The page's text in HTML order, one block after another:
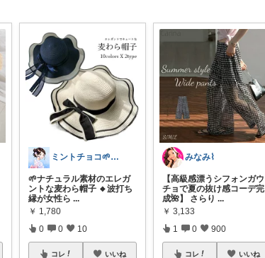
ミントチョコ🌱いつもありがとう
🌱ナチュラル素材のエレガ
ントな麦わら帽子 🔸波打ち
縁が女性ら ...
￥ 1,780
0 0 10
コレ いいね
みなみ⌇
【高級感漂うシフォンガウ
チョで夏の抜け感コーデ完
成🌺】 さらり ...
￥ 3,133
1 0 900
コレ いいね